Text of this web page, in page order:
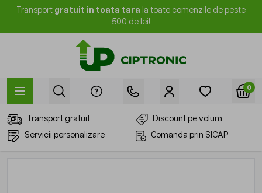
Mergi la Conținut
Transport gratuit in toata tara la toate comenzile de peste
500 de lei!
0
Transport gratuit
Discount pe volum
Servicii personalizare
Comanda prin SICAP